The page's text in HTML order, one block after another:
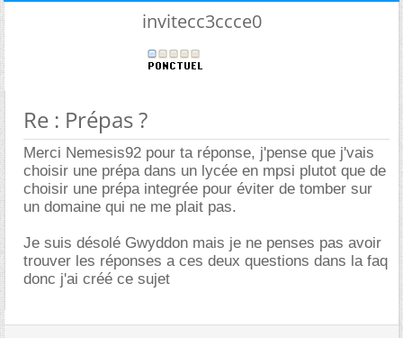
invitecc3ccce0
Re : Prépas ?
Merci Nemesis92 pour ta réponse, j'pense que j'vais
choisir une prépa dans un lycée en mpsi plutot que de
choisir une prépa integrée pour éviter de tomber sur
un domaine qui ne me plait pas.
Je suis désolé Gwyddon mais je ne penses pas avoir
trouver les réponses a ces deux questions dans la faq
donc j'ai créé ce sujet